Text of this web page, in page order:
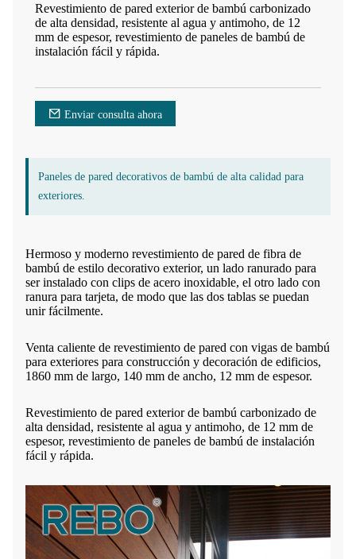
Revestimiento de pared exterior de bambú carbonizado
de alta densidad, resistente al agua y antimoho, de 12
mm de espesor, revestimiento de paneles de bambú de
instalación fácil y rápida.
Enviar consulta ahora
Paneles de pared decorativos de bambú de alta calidad para
exteriores.
Hermoso y moderno revestimiento de pared de fibra de
bambú de estilo decorativo exterior, un lado ranurado para
ser instalado con clips de acero inoxidable, el otro lado con
ranura para tarjeta, de modo que las dos tablas se puedan
unir fácilmente.
Venta caliente de revestimiento de pared con vigas de bambú
para exteriores para construcción y decoración de edificios,
1860 mm de largo, 140 mm de ancho, 12 mm de espesor.
Revestimiento de pared exterior de bambú carbonizado de
alta densidad, resistente al agua y antimoho, de 12 mm de
espesor, revestimiento de paneles de bambú de instalación
fácil y rápida.